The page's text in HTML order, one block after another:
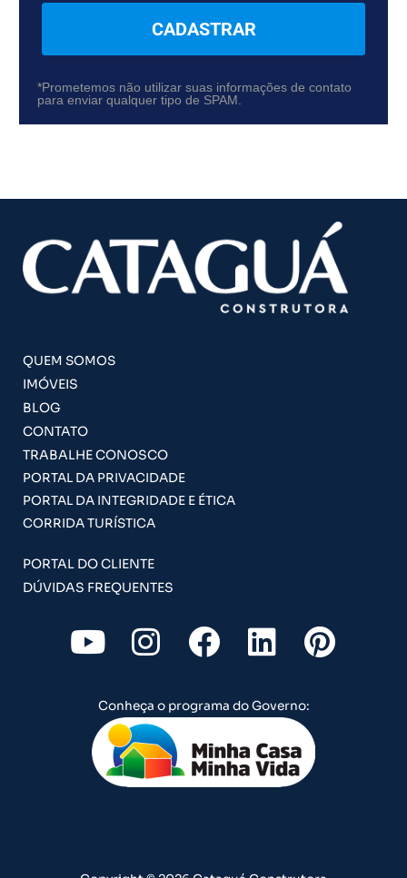
CADASTRAR
*Prometemos não utilizar suas informações de contato
para enviar qualquer tipo de SPAM.
QUEM SOMOS
IMÓVEIS
BLOG
CONTATO
TRABALHE CONOSCO
PORTAL DA PRIVACIDADE
PORTAL DA INTEGRIDADE E ÉTICA
CORRIDA TURÍSTICA
PORTAL DO CLIENTE
DÚVIDAS FREQUENTES
Y
o
u
t
u
b
I
n
s
t
a
g
F
a
c
e
b
o
L
i
n
k
e
d
P
i
Conheça o programa do Governo: